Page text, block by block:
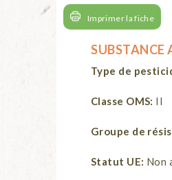
Imprimer la fiche
SUBSTANCE
Type de
Classe OMS: II
Groupe de
Statut UE: Non